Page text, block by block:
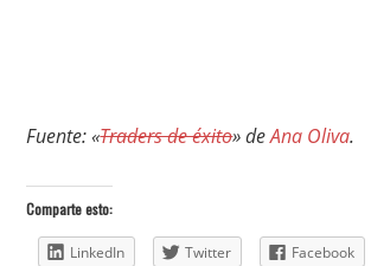
Fuente: «Traders de éxito» deAna Oliva.
Comparte esto:
LinkedIn Twitter Facebook